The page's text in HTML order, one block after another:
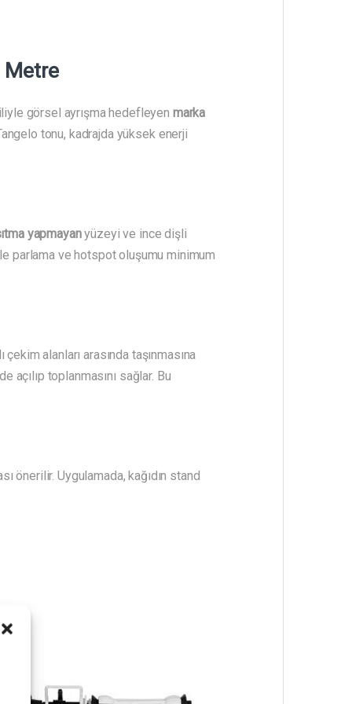
Metre
görsel ayrışma hedefleyen marka
tonu, kadrajda yüksek enerji
yapmayanyüzeyi ve ince dişli
parlama ve hotspot oluşumu minimum
alanları arasında taşınmasına
açılıp toplanmasını sağlar. Bu
önerilir. Uygulamada, kağıdın stand